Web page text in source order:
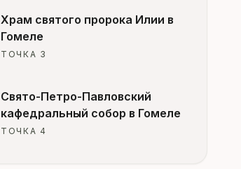
Храм святого пророка Илии в
Гомеле
ТОЧКА 3
Свято-Петро-Павловский
кафедральный собор в Гомеле
ТОЧКА 4